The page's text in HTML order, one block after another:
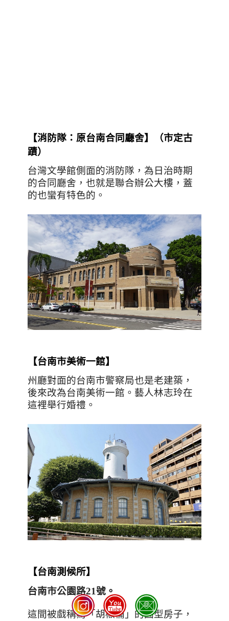
【消防隊：原台南合同廳舍】（市定古
蹟）
台灣文學館側面的消防隊，為日治時期
的合同廳舍，也就是聯合辦公大樓，蓋
的也蠻有特色的。
【台南市美術一館】
州廳對面的台南市警察局也是老建築，
後來改為台南美術一館。藝人林志玲在
這裡舉行婚禮。
【台南測候所】
台南市公園路21號 。
這間被戲稱為「胡椒桶」的圓型房子，